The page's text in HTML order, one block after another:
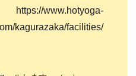
https://www.hotyoga-
kagurazaka/facilities/